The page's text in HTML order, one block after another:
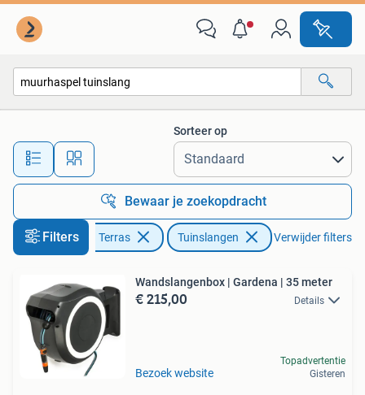
Alle afstanden…
Sorteer op
Bewaar je zoekopdracht
FiltersTuin en Terras Tuinslangen Verwijder filters
Wandslangenbox | Gardena | 35 meter
€ 215,00 Details
Bezoek website
Topadvertentie
Gisteren